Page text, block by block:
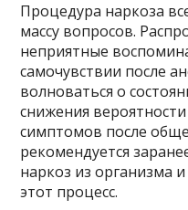
Процедура наркоза
массу вопросов.
неприятные
самочувствии после
волноваться о
снижения
симптомов после
рекомендуется
наркоз из организма
этот процесс.